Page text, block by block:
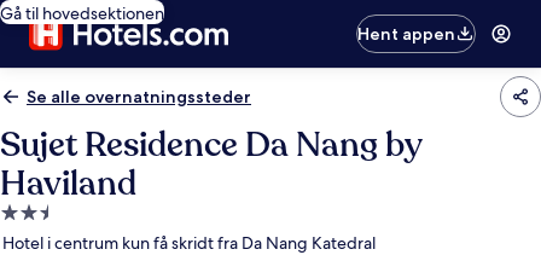
Gå til hovedsektionen
Hent appen
Se alle overnatningssteder
Sujet Residence Da Nang by
Haviland
2.5-
stjernet
Hotel i centrum kun få skridt fra Da Nang Katedral